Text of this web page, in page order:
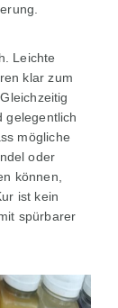
Leichte
klar zum
gelegentlich
mögliche
oder
können,
ist kein
spürbarer